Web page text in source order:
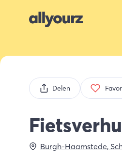
Delen
Burgh-Haamstede,